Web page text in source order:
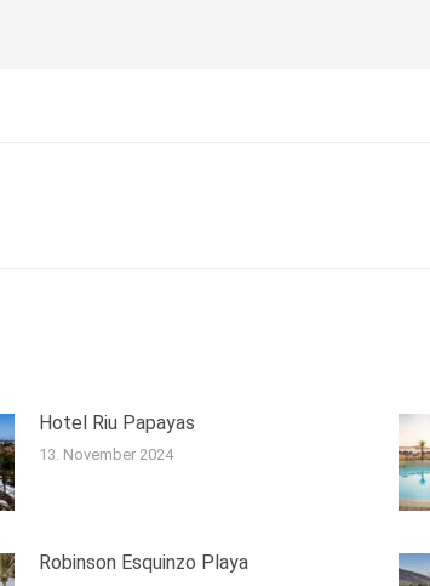
Hotel Riu Papayas
13. November 2024
Robinson Esquinzo Playa